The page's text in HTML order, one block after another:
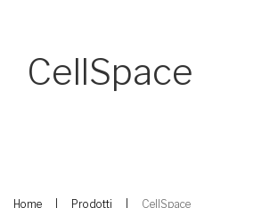
CellSpace
Home Prodotti CellSpace